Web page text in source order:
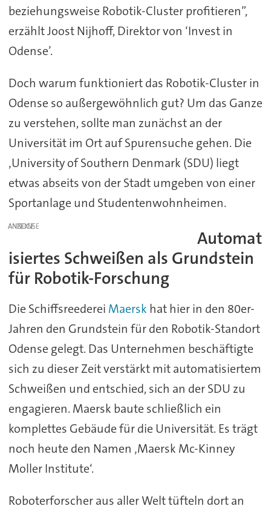
beziehungsweise Robotik-Cluster profitieren”,
erzählt Joost Nijhoff, Direktor von ‘Invest in
Odense’.
Doch warum funktioniert das Robotik-Cluster in
Odense so außergewöhnlich gut? Um das Ganze
zu verstehen, sollte man zunächst an der
Universität im Ort auf Spurensuche gehen. Die
‚University of Southern Denmark (SDU) liegt
etwas abseits von der Stadt umgeben von einer
Sportanlage und Studentenwohnheimen.
ANZEIGE
Automat
isiertes Schweißen als Grundstein
für Robotik-Forschung
Die Schiffsreederei Maersk hat hier in den 80er-
Jahren den Grundstein für den Robotik-Standort
Odense gelegt. Das Unternehmen beschäftigte
sich zu dieser Zeit verstärkt mit automatisiertem
Schweißen und entschied, sich an der SDU zu
engagieren. Maersk baute schließlich ein
komplettes Gebäude für die Universität. Es trägt
noch heute den Namen ‚Maersk Mc-Kinney
Moller Institute‘.
Roboterforscher aus aller Welt tüfteln dort an